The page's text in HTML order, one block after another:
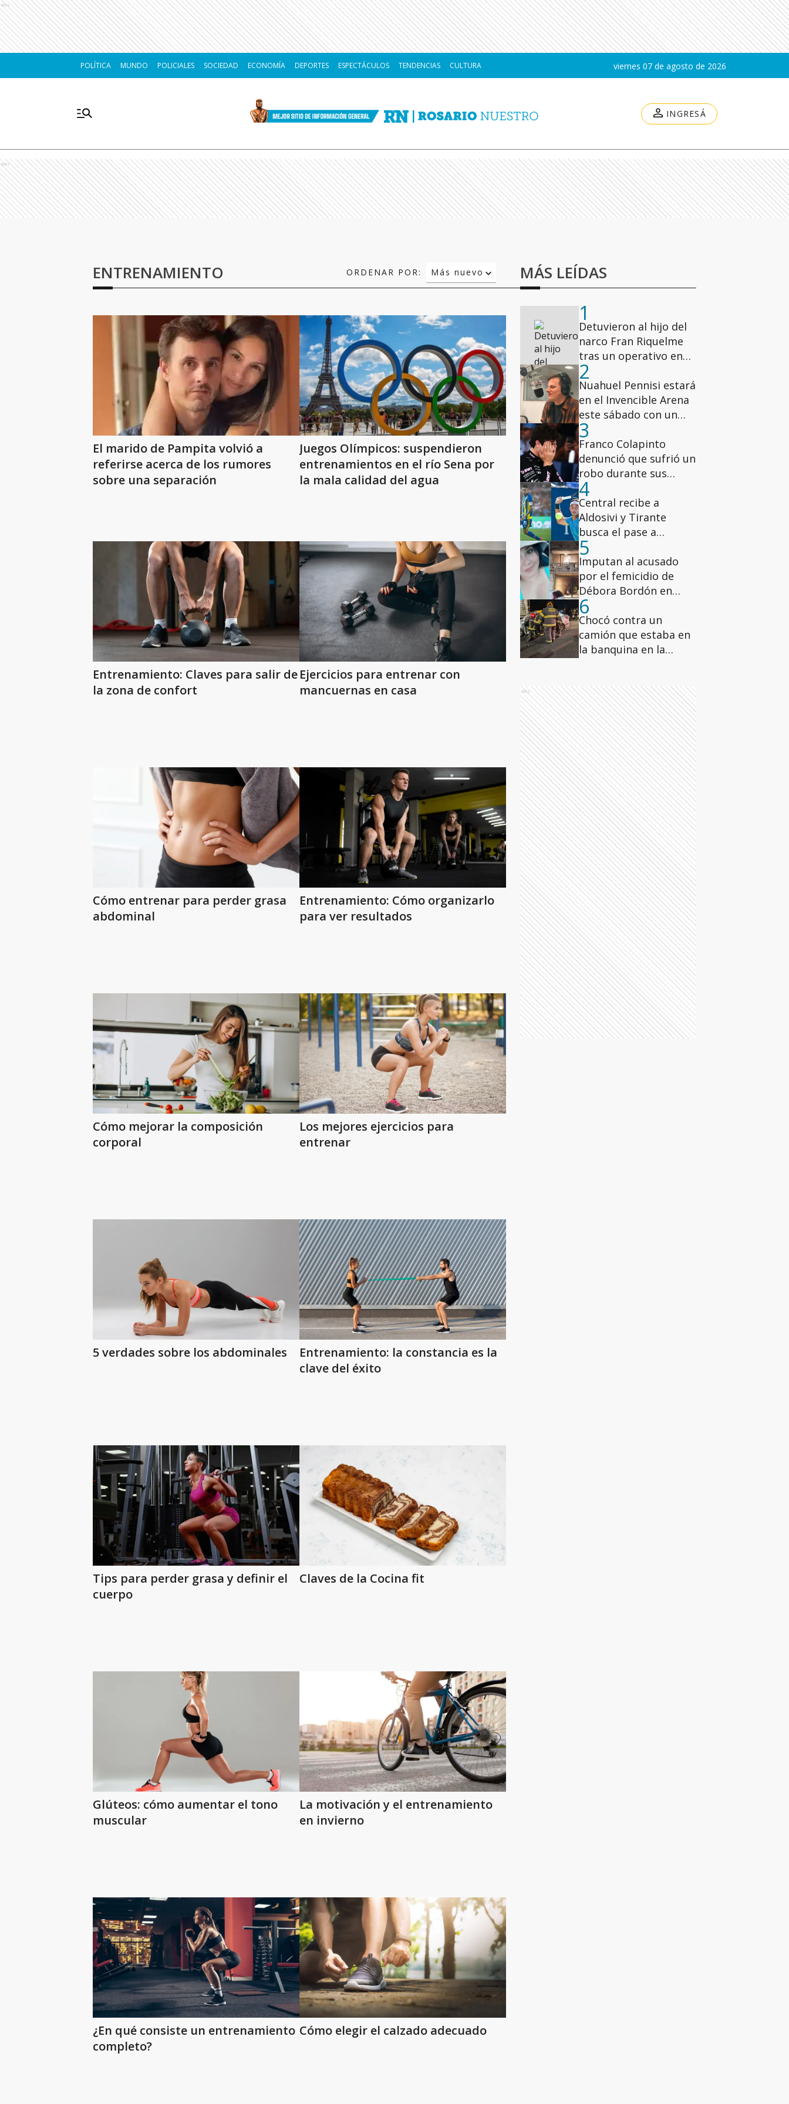
Ads
POLÍTICA MUNDO POLICIALES SOCIEDAD ECONOMÍA DEPORTES ESPECTÁCULOS TENDENCIAS CULTURA viernes 07 de agosto de 2026
INGRESÁ
Ads
ENTRENAMIENTO ORDENAR POR:
Más nuevo
Relevancia
El marido de Pampita volvió a
referirse acerca de los rumores
sobre una separación
Juegos Olímpicos: suspendieron
entrenamientos en el río Sena por
la mala calidad del agua
Entrenamiento: Claves para salir de
la zona de confort
Ejercicios para entrenar con
mancuernas en casa
Cómo entrenar para perder grasa
abdominal
Entrenamiento: Cómo organizarlo
para ver resultados
Cómo mejorar la composición
corporal
Los mejores ejercicios para
entrenar
5 verdades sobre los abdominales
Entrenamiento: la constancia es la
clave del éxito
Tips para perder grasa y definir el
cuerpo
Claves de la Cocina fit
Glúteos: cómo aumentar el tono
muscular
La motivación y el entrenamiento
en invierno
¿En qué consiste un entrenamiento
completo?
Cómo elegir el calzado adecuado
MÁS LEÍDAS
1
Detuvieron al hijo del
narco Fran Riquelme
tras un operativo en
los Condominios del
Alto
2
Nuahuel Pennisi estará
en el Invencible Arena
este sábado con un
show gratuito
3
Franco Colapinto
denunció que sufrió un
robo durante sus
vacaciones en Italia
4
Central recibe a
Aldosivi y Tirante
busca el pase a
octavos en el M1000 de
Montreal: la agenda
deportiva de este
viernes
5
Imputan al acusado
por el femicidio de
Débora Bordón en
Rosario
6
Chocó contra un
camión que estaba en
la banquina en la
internado
Ads